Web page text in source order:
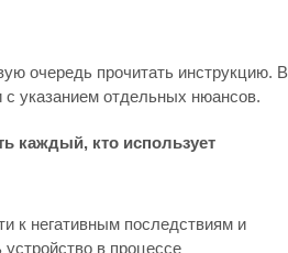
очередь прочитать инструкцию. В
указанием отдельных нюансов.
каждый, кто использует
к негативным последствиям и
в процессе